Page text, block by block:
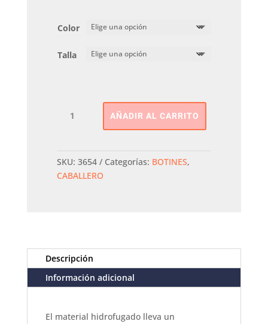
Color
Talla
NAUTICO
AÑADIR AL CARRITO
SKU: 3654 Categorías: BOTINES,
CABALLERO
Descripción
Información adicional
El material hidrofugado lleva un